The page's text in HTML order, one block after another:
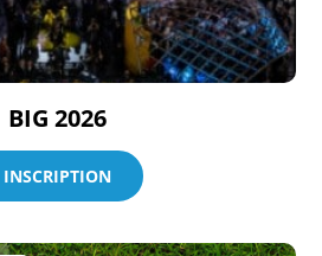
BIG 2026
INSCRIPTION